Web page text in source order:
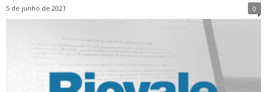
5 de junho de 2021 0